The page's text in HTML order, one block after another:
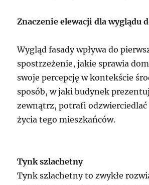
Znaczenie elewacji dla wyglądu
Wygląd fasady wpływa do
spostrzeżenie, jakie sprawia
swoje percepcję w kontekście
sposób, w jaki budynek
zewnątrz, potrafi
życia tego mieszkańców.
Tynk szlachetny
Tynk szlachetny to zwykłe